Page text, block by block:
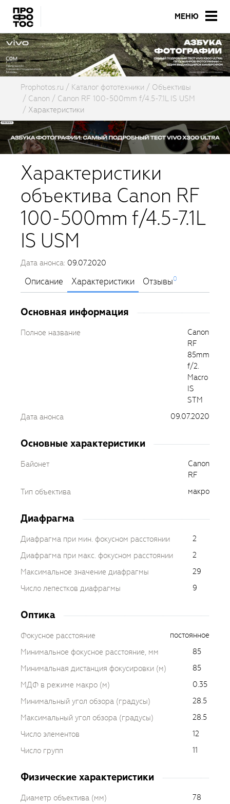
МЕНЮ
Prophotos.ru Каталог фототехники
Объективы
Canon
Canon RF 100-500mm f/4.5-7.1L IS USM
Характеристики
Характеристики
объектива Canon RF
100-500mm f/4.5-7.1L
IS USM
Дата анонса: 09.07.2020
Описание Характеристики Отзывы0
Основная информация
Полное название
Canon
RF
85mm
f/2.
Macro
IS
STM
Дата анонса
09.07.2020
Основные характеристики
Байонет
Canon
RF
Тип объектива
макро
Диафрагма
Диафрагма при мин. фокусном расстоянии
2
Диафрагма при макс. фокусном расстоянии
2
Максимальное значение диафрагмы
29
Число лепестков диафрагмы
9
Оптика
Фокусное расстояние
постоянное
Минимальное фокусное расстояние, мм
85
Минимальная дистанция фокусировки (м)
85
МДФ в режиме макро (м)
0.35
Минимальный угол обзора (градусы)
28.5
Максимальный угол обзора (градусы)
28.5
Число элементов
12
Число групп
11
Физические характеристики
Диаметр объектива (мм)
78